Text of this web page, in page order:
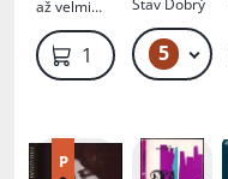
až velmi
1 999 Kč 5